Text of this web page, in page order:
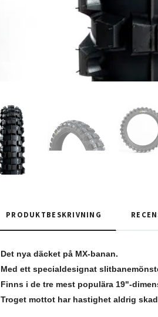
PRODUKTBESKRIVNING
Det nya däcket på MX-banan.
Med ett specialdesignat
Finns i de tre mest populära 19"-
Troget mottot har hastighet aldrig